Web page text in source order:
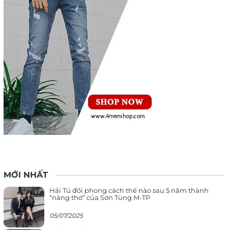
MỚI NHẤT
Hải Tú đổi phong cách thế nào sau 5 năm thành
“nàng thơ” của Sơn Tùng M-TP
05/07/2025